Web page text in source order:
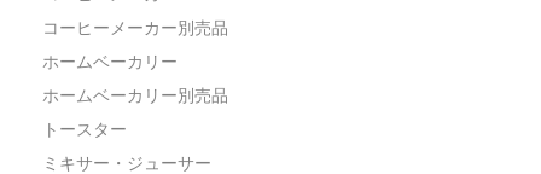
コーヒーメーカー別売品
ホームベーカリー
ホームベーカリー別売品
トースター
ミキサー・ジューサー